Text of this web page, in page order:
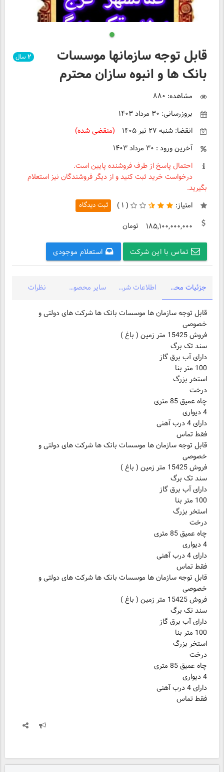
قابل توجه سازمانها موسسات
بانک ها و انبوه سازان محترم
مشاهده: ۸۸۰
بروزرسانی: ۳۰ مرداد ۱۴۰۳
انقضا: شنبه ۲۷ تیر ۱۴۰۵
(منقضی شده)
آخرین ورود : ۳۰ مرداد ۱۴۰۳
احتمال پاسخ از طرف فروشنده پایین است.
درخواست خرید ثبت کنید و از دیگر فروشندگان نیز استعلام
بگیرید.
امتیاز:
( ۱ ) ثبت دیدگاه
۱۸۵,۱۰۰,۰۰۰,۰۰۰ تومان
تماس با این شرکت استعلام موجودی
۲ سال
جزئیات محصول اطلاعات شرکت سایر محصولات شرکت نظرات
قابل توجه سازمان ها موسسات بانک ها شرکت های دولتی و
خصوصی
فروش 15425 متر زمین ( باغ )
سند تک برگ
دارای آب برق گاز
100 متر بنا
استخر بزرگ
درخت
چاه عمیق 85 متری
4 دیواری
دارای 4 درب آهنی
فقط تماس
قابل توجه سازمان ها موسسات بانک ها شرکت های دولتی و
خصوصی
فروش 15425 متر زمین ( باغ )
سند تک برگ
دارای آب برق گاز
100 متر بنا
استخر بزرگ
درخت
چاه عمیق 85 متری
4 دیواری
دارای 4 درب آهنی
فقط تماس
قابل توجه سازمان ها موسسات بانک ها شرکت های دولتی و
خصوصی
فروش 15425 متر زمین ( باغ )
سند تک برگ
دارای آب برق گاز
100 متر بنا
استخر بزرگ
درخت
چاه عمیق 85 متری
4 دیواری
دارای 4 درب آهنی
فقط تماس